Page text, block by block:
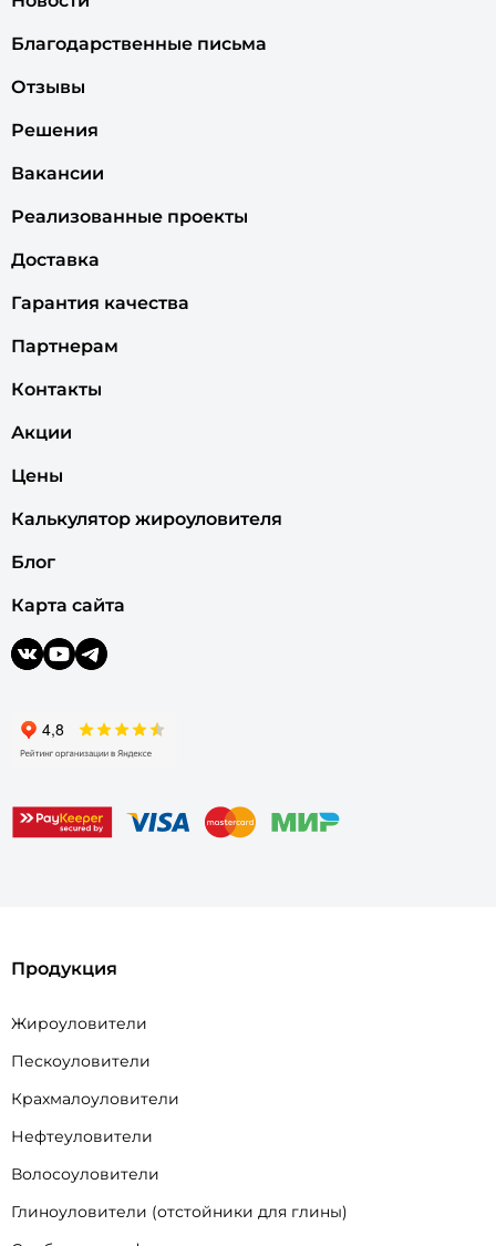
Благодарственные письма
Отзывы
Решения
Вакансии
Реализованные проекты
Доставка
Гарантия качества
Партнерам
Контакты
Акции
Цены
Калькулятор жироуловителя
Блог
Карта сайта
Продукция
Жироуловители
Пескоуловители
Крахмалоуловители
Нефтеуловители
Волосоуловители
Глиноуловители (отстойники для глины)